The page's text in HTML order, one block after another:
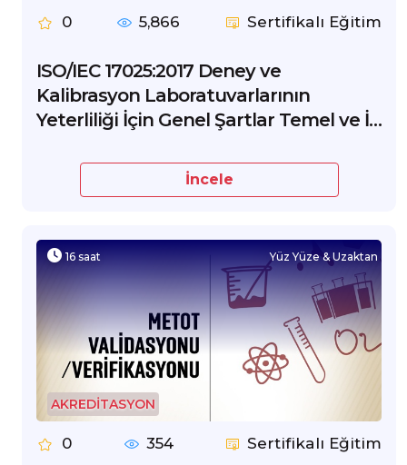
0 5,866 Sertifikalı Eğitim
ISO/IEC 17025:2017 Deney ve
Kalibrasyon Laboratuvarlarının
Yeterliliği İçin Genel Şartlar Temel ve İç
İncele
16 saat Yüz Yüze & Uzaktan
AKREDİTASYON
0 354 Sertifikalı Eğitim